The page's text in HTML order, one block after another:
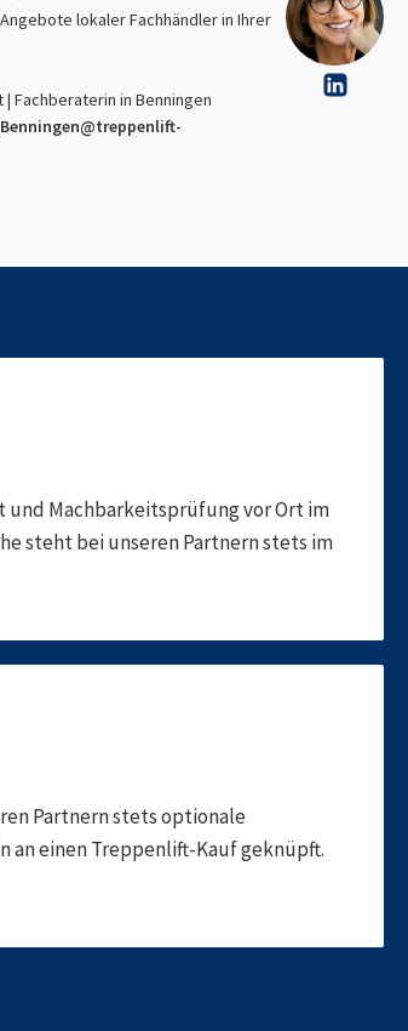
lokaler Fachhändler in Ihrer
Fachberaterin in Benningen
Benningen@treppenlift-
Machbarkeitsprüfung vor Ort im
steht bei unseren Partnern stets im
Partnern stets optionale
an einen Treppenlift-Kauf geknüpft.